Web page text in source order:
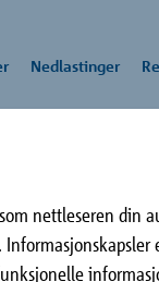
nettleseren din
Nedlastinger
31 30 25 00